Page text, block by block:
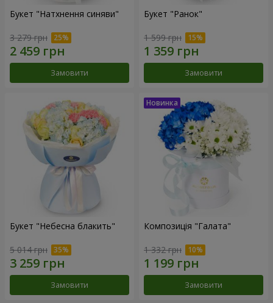
Букет "Натхнення синяви"
3 279 грн
Замовити
Букет "Ранок"
1 599 грн
Замовити
Букет "Небесна блакить"
5 014 грн
Замовити
Композиція "Галата"
1 332 грн
Замовити